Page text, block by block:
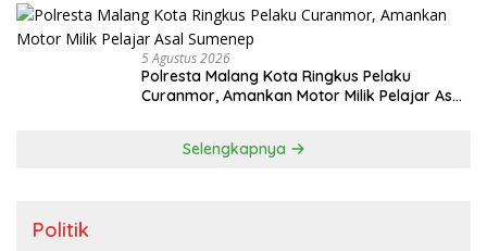
5 Agustus 2026
Polresta Malang Kota Ringkus Pelaku
Curanmor, Amankan Motor Milik Pelajar Asal
Selengkapnya
Politik